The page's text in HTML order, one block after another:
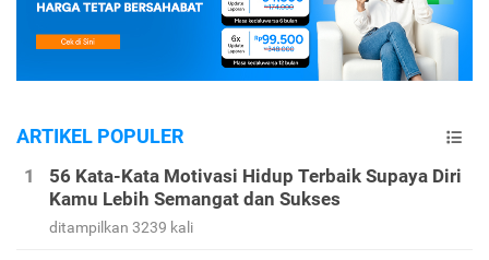
ARTIKEL POPULER
56 Kata-Kata Motivasi Hidup Terbaik Supaya Diri
Kamu Lebih Semangat dan Sukses
ditampilkan 3239 kali